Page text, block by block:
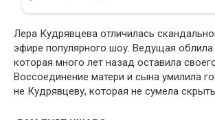
Лера Кудрявцева отличилась
эфире популярного шоу. Ведущая
которая много лет назад оставила
Воссоединение матери и сына умилила
не Кудрявцеву, которая не сумела